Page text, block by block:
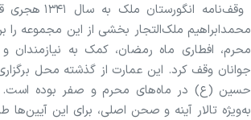
وقف‌نامه
محمدابراهیم ملک‌التجار بخشی از این مجموعه را
محرم، افطاری ماه رمضان، کمک به نیازمندان و
جوانان وقف کرد. این عمارت از گذشته محل
حسین (ع) در ماه‌های محرم و صفر بوده است.
به‌ویژه تالار آینه و صحن اصلی، برای این